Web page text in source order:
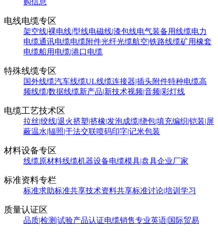
购信息
电线电缆专区
架空线|裸电线|型线电磁线|漆包线电气装备用线缆电力
电缆通讯电缆电缆附件光纤光缆航空|铁路线缆矿用橡套
电缆船用电缆|港口电缆
特殊线缆专区
国外线缆汽车线缆UL线缆连接器|插头附件特种电缆高
频线缆|数据线缆新产品|新技术视频|音频|彩灯线
电缆工艺技术区
拉丝|绞线|退火挤塑|挤橡|发泡成缆|绕包|填充编织|铠装|屏
蔽温水|辐照|干法交联喷码印字|记米包装
材料设备专区
线缆原材料线缆机器设备电缆模具|盘具企业厂家
标准资料专栏
标准求助标准共享技术资料共享标准讨论|培训学习
质量认证区
品质|检测|试验产品认证电缆销售专业英语|国际贸易